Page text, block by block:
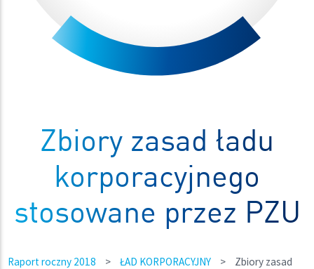
Zbiory zasad ładu
korporacyjnego
stosowane przez PZU
Raport roczny 2018 > ŁAD KORPORACYJNY >
Zbiory zasad